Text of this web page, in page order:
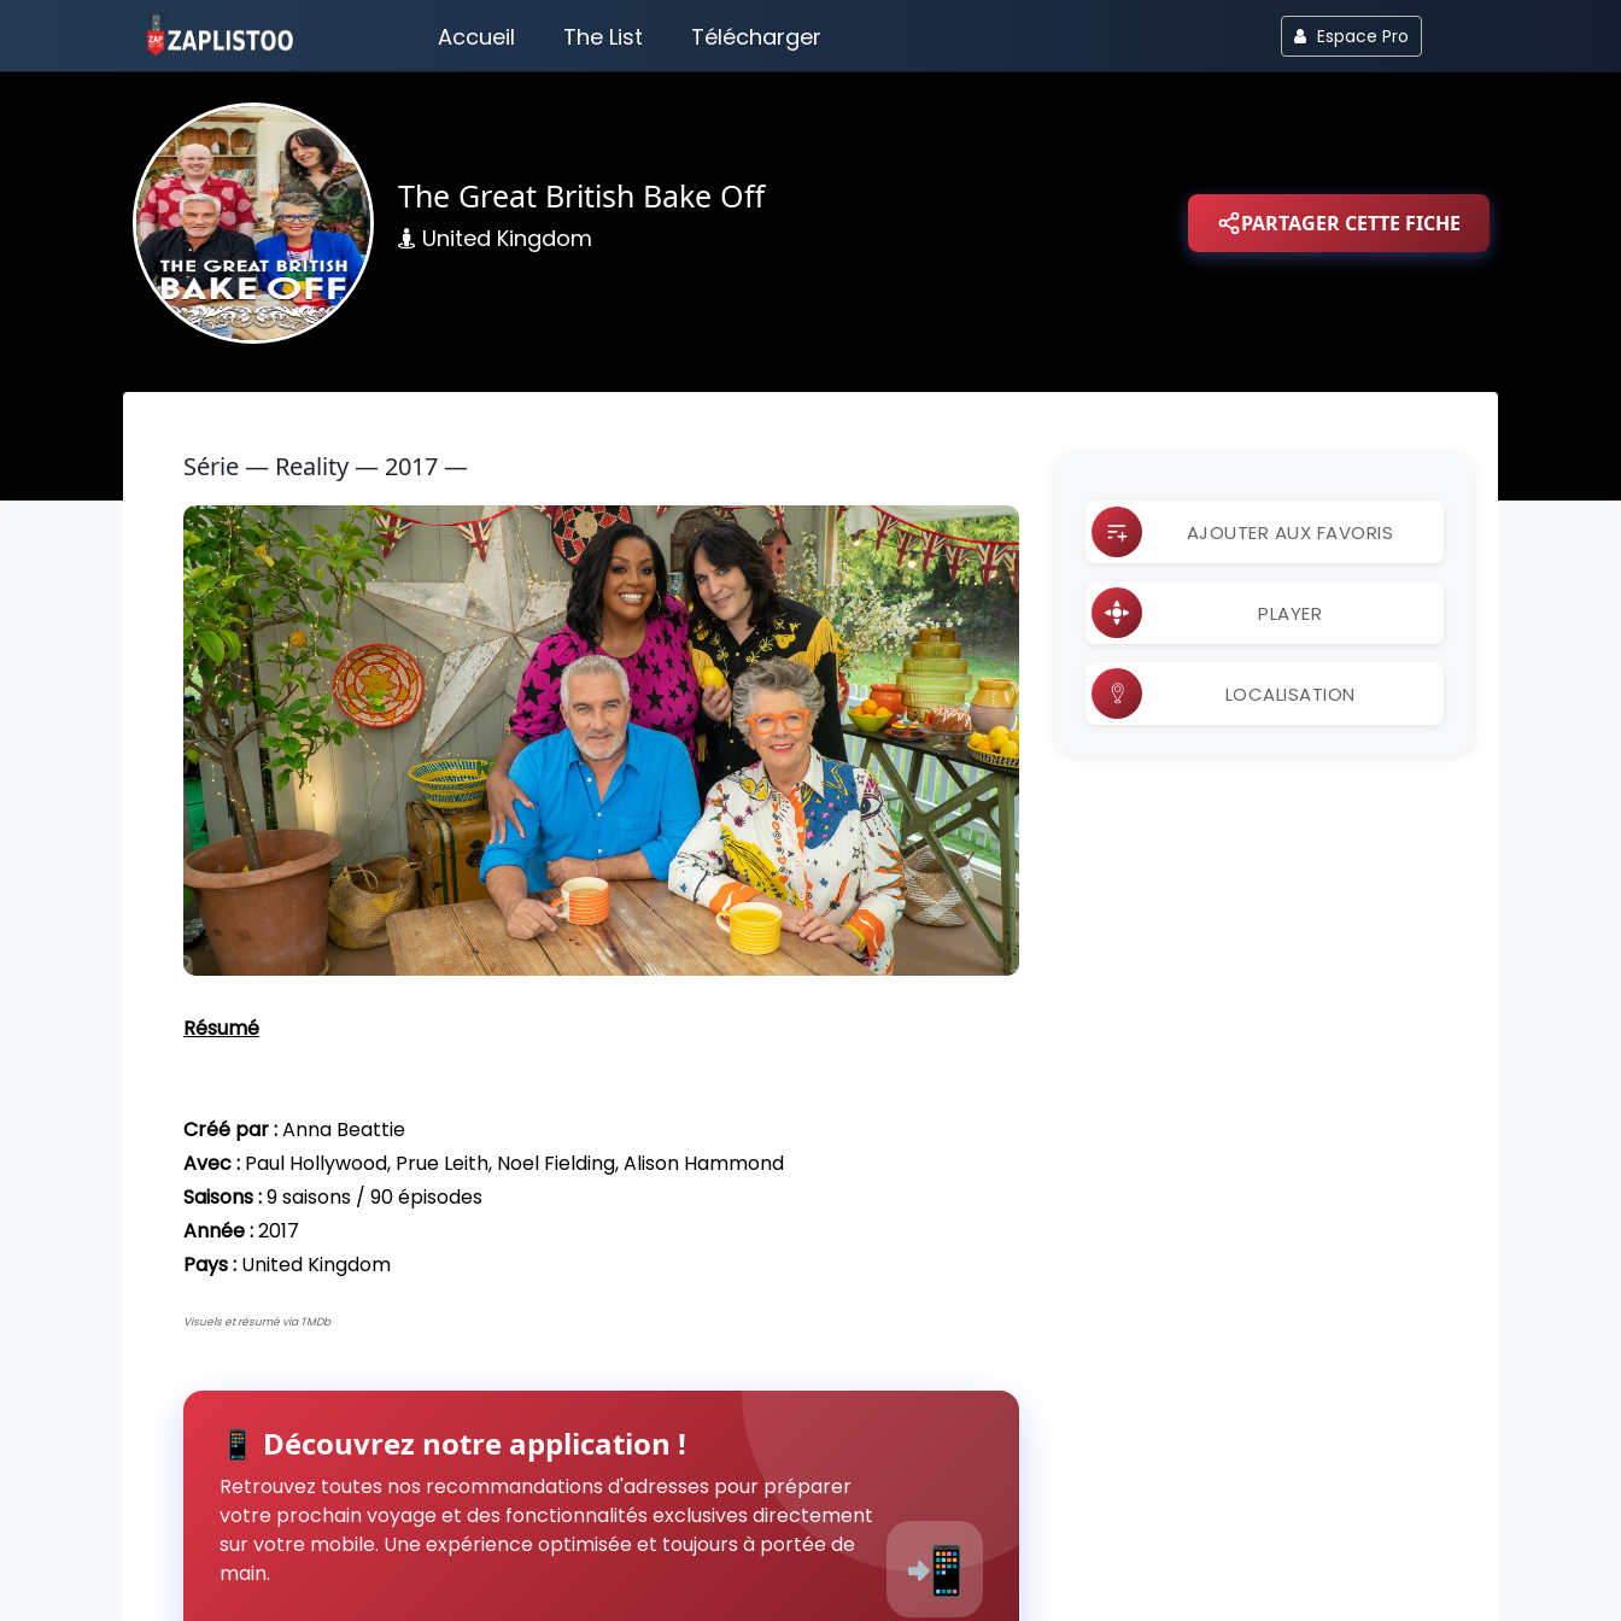
Accueil The List Télécharger Espace Pro
The Great British Bake Off
United Kingdom PARTAGER CETTE FICHE
Série — Reality — 2017 —
Résumé
Créé par :Anna Beattie
Avec : Paul Hollywood, Prue Leith, Noel Fielding, Alison Hammond
Saisons :9 saisons / 90 épisodes
Année :2017
Pays : United Kingdom
Visuels et résumé via TMDb
📱 Découvrez notre application !
Retrouvez toutes nos recommandations d'adresses pour préparer
votre prochain voyage et des fonctionnalités exclusives directement
sur votre mobile. Une expérience optimisée et toujours à portée de
main.
📲
AJOUTER AUX FAVORIS
PLAYER
LOCALISATION